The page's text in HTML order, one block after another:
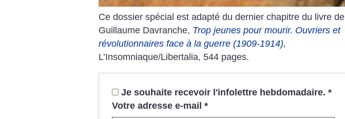
Ce dossier spécial est adapté du dernier chapitre du livre de
Guillaume Davranche, Trop jeunes pour mourir. Ouvriers et
révolutionnaires face à la guerre (1909-1914),
L’Insomniaque/Libertalia, 544 pages.
Je souhaite recevoir l'infolettre hebdomadaire. *
Votre adresse e-mail *